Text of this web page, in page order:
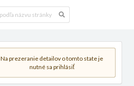
Na prezeranie detailov o tomto state je
nutné sa prihlásiť